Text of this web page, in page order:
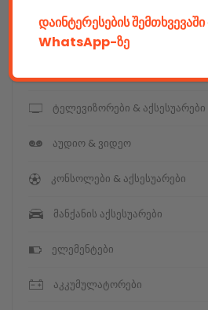
ნოუთბუქები & აქსესუარები
ტელევიზორები & აქსესუარები
აუდიო & ვიდეო
კონსოლები & აქსესუარები
მანქანის აქსესუარები
ელემენტები
აკკუმულატორები
დაინტერესების
WhatsApp-ზე